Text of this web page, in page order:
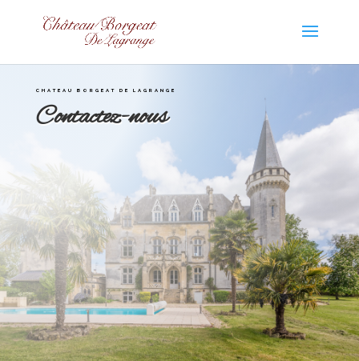
CHATEAU BORGEAT DE LAGRANGE
Contactez-nous